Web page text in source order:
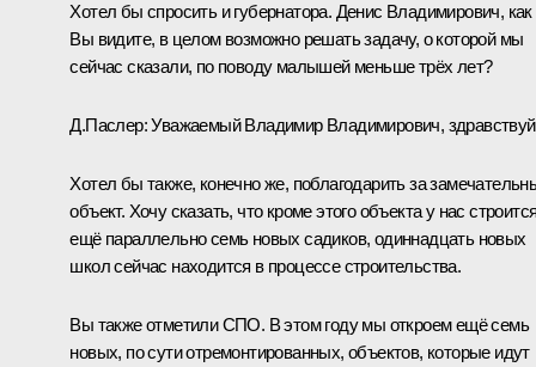
Хотел бы спросить и губернатора. Денис Владимирович, как
Вы видите, в целом возможно решать задачу, о которой мы
сейчас сказали, по поводу малышей меньше трёх лет?
Д.Паслер:Уважаемый Владимир Владимирович,
Хотел бы также, конечно же, поблагодарить за
объект. Хочу сказать, что кроме этого объекта у нас
ещё параллельно семь новых садиков, одиннадцать новых
школ сейчас находится в процессе строительства.
Вы также отметили СПО. В этом году мы откроем ещё семь
новых, по сути отремонтированных, объектов, которые идут